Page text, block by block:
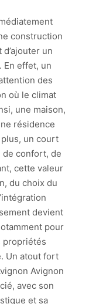
construction
un
En effet, un
des
où le climat
une maison,
résidence
un court
confort, de
cette valeur
du choix du
devient
pour
propriétés
Un atout fort
Avignon
avec son
et sa